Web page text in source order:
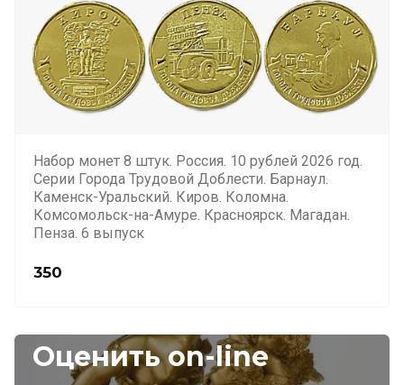
Набор монет 8 штук. Россия. 10 рублей 2026 год.
Серии Города Трудовой Доблести. Барнаул.
Каменск-Уральский. Киров. Коломна.
Комсомольск-на-Амуре. Красноярск. Магадан.
Пенза. 6 выпуск
350
Оценить on-line